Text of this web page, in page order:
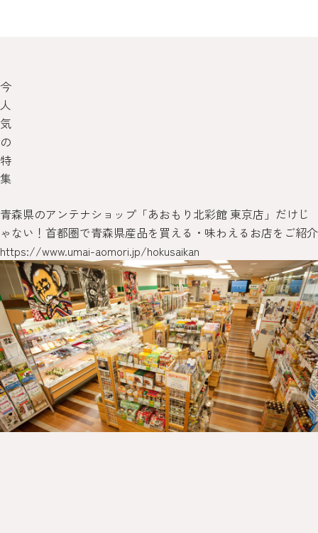
今
人
気
の
特
集
青森県のアンテナショップ「あおもり北彩館 東京店」だけじ
ゃない！首都圏で青森県産品を買える・味わえるお店をご紹介
https://www.umai-aomori.jp/hokusaikan